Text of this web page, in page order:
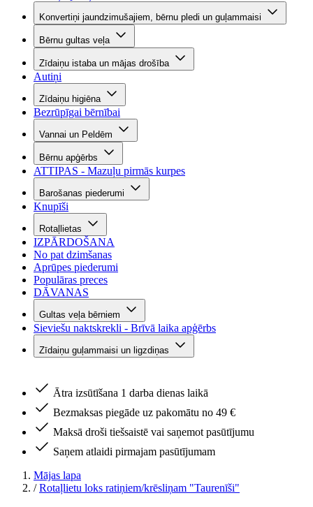
Konvertiņi jaundzimušajiem, bērnu pledi un guļammaisi
Bērnu gultas veļa
Zīdaiņu istaba un mājas drošība
Autiņi
Zīdaiņu higiēna
Bezrūpīgai bērnībai
Vannai un Peldēm
Bērnu apģērbs
ATTIPAS - Mazuļu pirmās kurpes
Barošanas piederumi
Knupīši
Rotaļlietas
IZPĀRDOŠANA
No pat dzimšanas
Aprūpes piederumi
Populāras preces
DĀVANAS
Gultas veļa bērniem
Sieviešu naktskrekli - Brīvā laika apģērbs
Zīdaiņu guļammaisi un ligzdiņas
Ātra izsūtīšana 1 darba dienas laikā
Bezmaksas piegāde uz pakomātu no 49 €
Maksā droši tiešsaistē vai saņemot pasūtījumu
Saņem atlaidi pirmajam pasūtījumam
Mājas lapa
/ Rotaļlietu loks ratiņiem/krēsliņam "Taurenīši"